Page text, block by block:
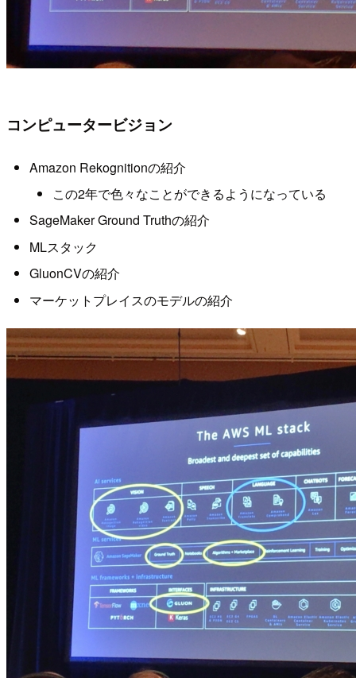
コンピュータービジョン
Amazon Rekognitionの紹介
この2年で色々なことができるようになっている
SageMaker Ground Truthの紹介
MLスタック
GluonCVの紹介
マーケットプレイスのモデルの紹介